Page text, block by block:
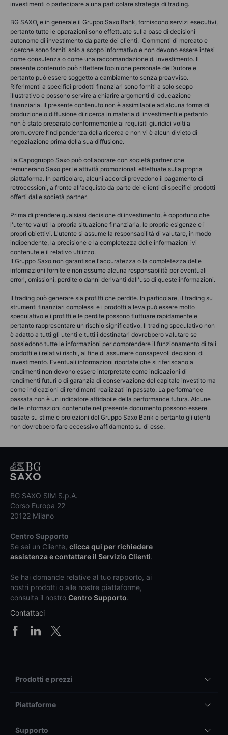
investimenti o partecipare a una particolare strategia di trading.
BG SAXO, e in generale il Gruppo Saxo Bank, forniscono servizi esecutivi,
pertanto tutte le operazioni sono effettuate sulla base di decisioni
autonome di investimento da parte dei clienti. Commenti di mercato e
ricerche sono forniti solo a scopo informativo e non devono essere intesi
come consulenza o come una raccomandazione di investimento. Il
presente contenuto può riflettere l’opinione personale dell’autore e
pertanto può essere soggetto a cambiamento senza preavviso.
Riferimenti a specifici prodotti finanziari sono forniti a solo scopo
illustrativo e possono servire a chiarire argomenti di educazione
finanziaria. Il presente contenuto non è assimilabile ad alcuna forma di
produzione o diffusione di ricerca in materia di investimenti e pertanto
non è stato preparato conformemente ai requisiti giuridici volti a
promuovere l’indipendenza della ricerca e non vi è alcun divieto di
negoziazione prima della sua diffusione.
La Capogruppo Saxo può collaborare con società partner che
remunerano Saxo per le attività promozionali effettuate sulla propria
piattaforma. In particolare, alcuni accordi prevedono il pagamento di
retrocessioni, a fronte all'acquisto da parte dei clienti di specifici prodotti
offerti dalle società partner.
Prima di prendere qualsiasi decisione di investimento, è opportuno che
l'utente valuti la propria situazione finanziaria, le proprie esigenze e i
propri obiettivi. L'utente si assume la responsabilità di valutare, in modo
indipendente, la precisione e la completezza delle informazioni ivi
contenute e il relativo utilizzo.
Il Gruppo Saxo non garantisce l'accuratezza o la completezza delle
informazioni fornite e non assume alcuna responsabilità per eventuali
errori, omissioni, perdite o danni derivanti dall'uso di queste informazioni.
Il trading può generare sia profitti che perdite. In particolare, il trading su
strumenti finanziari complessi e i prodotti a leva può essere molto
speculativo e i profitti e le perdite possono fluttuare rapidamente e
pertanto rappresentare un rischio significativo. Il trading speculativo non
è adatto a tutti gli utenti e tutti i destinatari dovrebbero valutare se
possiedono tutte le informazioni per comprendere il funzionamento di tali
prodotti e i relativi rischi, al fine di assumere consapevoli decisioni di
investimento. Eventuali informazioni riportate che si riferiscano a
rendimenti non devono essere interpretate come indicazioni di
rendimenti futuri o di garanzia di conservazione del capitale investito ma
come indicazioni di rendimenti realizzati in passato. La performance
passata non è un indicatore affidabile della performance futura. Alcune
delle informazioni contenute nel presente documento possono essere
basate su stime e proiezioni del Gruppo Saxo Bank e pertanto gli utenti
non dovrebbero fare eccessivo affidamento su di esse.
BG SAXO SIM S.p.A.
Corso Europa 22
20122 Milano
Centro Supporto
Se sei un Cliente, clicca qui per richiedere
assistenza e contattare il Servizio Clienti.
Se hai domande relative al tuo rapporto, ai
nostri prodotti o alle nostre piattaforme,
consulta il nostro Centro Supporto.
Contattaci
Prodotti e prezzi
Piattaforme
Supporto